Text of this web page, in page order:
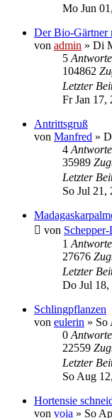
Mo Jun
Der Bio-Gärtner
von admin » Di
5
104862
Letzter
Fr Jan 17,
Antrittsgruß
von Manfred »
4
35989
Letzter
So Jul 21,
von
1
27676
Letzter
Do Jul 18,
Schlingpflanzen
von eulerin » So
0
22559
Letzter
So Aug
Hortensie
von voja » So